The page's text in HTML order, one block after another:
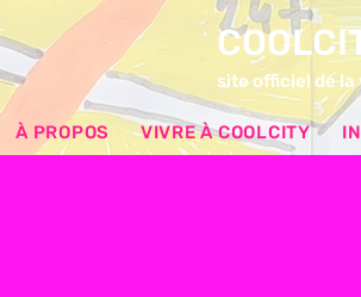
site officiel de
À PROPOS VIVRE À COOLCITY